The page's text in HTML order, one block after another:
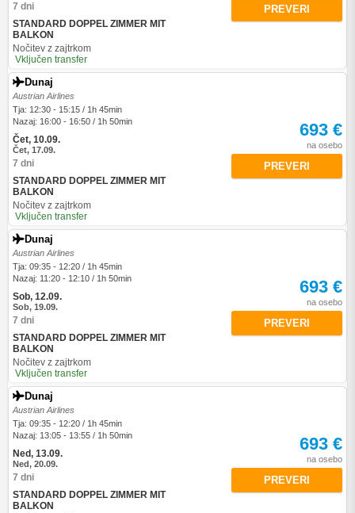
7 dni
STANDARD DOPPEL ZIMMER MIT
BALKON
Nočitev z zajtrkom
Vključen transfer
PREVERI
Dunaj
Austrian Airlines
Tja: 12:30 - 15:15 / 1h 45min
Nazaj: 16:00 - 16:50 / 1h 50min
Čet, 10.09.
Čet, 17.09.
7 dni
STANDARD DOPPEL ZIMMER MIT
BALKON
Nočitev z zajtrkom
Vključen transfer
693 €
na osebo
PREVERI
Dunaj
Austrian Airlines
Tja: 09:35 - 12:20 / 1h 45min
Nazaj: 11:20 - 12:10 / 1h 50min
Sob, 12.09.
Sob, 19.09.
7 dni
STANDARD DOPPEL ZIMMER MIT
BALKON
Nočitev z zajtrkom
Vključen transfer
693 €
na osebo
PREVERI
Dunaj
Austrian Airlines
Tja: 09:35 - 12:20 / 1h 45min
Nazaj: 13:05 - 13:55 / 1h 50min
Ned, 13.09.
Ned, 20.09.
7 dni
STANDARD DOPPEL ZIMMER MIT
BALKON
693 €
na osebo
PREVERI